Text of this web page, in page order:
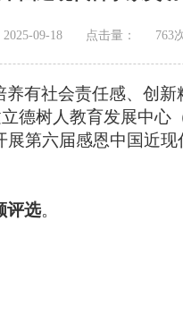
2025-09-18 点击量： 763
有社会责任感、创新
德树人教育发展中心
第六届感恩中国近现
评选。